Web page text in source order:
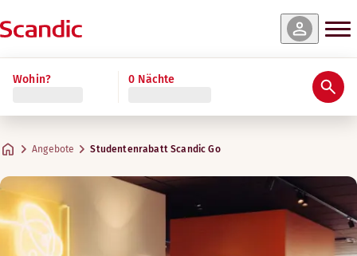
Wohin? 0 Nächte
Angebote Studentenrabatt Scandic Go